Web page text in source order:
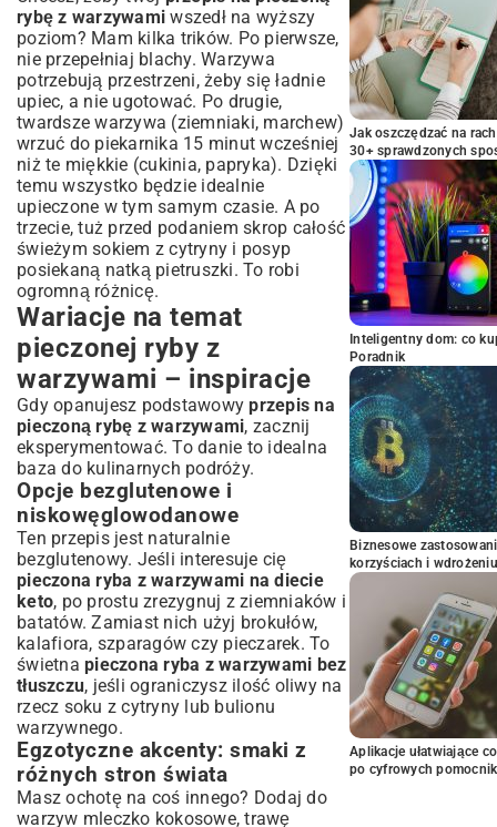
rybę z warzywami wszedł na wyższy
poziom? Mam kilka trików. Po pierwsze,
nie przepełniaj blachy. Warzywa
potrzebują przestrzeni, żeby się ładnie
upiec, a nie ugotować. Po drugie,
twardsze warzywa (ziemniaki, marchew)
wrzuć do piekarnika 15 minut wcześniej
niż te miękkie (cukinia, papryka). Dzięki
temu wszystko będzie idealnie
upieczone w tym samym czasie. A po
trzecie, tuż przed podaniem skrop całość
świeżym sokiem z cytryny i posyp
posiekaną natką pietruszki. To robi
ogromną różnicę.
Wariacje na temat
pieczonej ryby z
warzywami – inspiracje
Gdy opanujesz podstawowyprzepis na
pieczoną rybę z warzywami, zacznij
eksperymentować. To danie to idealna
baza do kulinarnych podróży.
Opcje bezglutenowe i
niskowęglowodanowe
Ten przepis jest naturalnie
bezglutenowy. Jeśli interesuje cię
pieczona ryba z warzywami na diecie
keto, po prostu zrezygnuj z ziemniaków i
batatów. Zamiast nich użyj brokułów,
kalafiora, szparagów czy pieczarek. To
świetna pieczona ryba z warzywami bez
tłuszczu, jeśli ograniczysz ilość oliwy na
rzecz soku z cytryny lub bulionu
warzywnego.
Egzotyczne akcenty: smaki z
różnych stron świata
Masz ochotę na coś innego? Dodaj do
warzyw mleczko kokosowe, trawę
Jak oszczędzać na
30+ sprawdzonych
Inteligentny dom: co
Poradnik
Biznesowe
korzyściach i wdrożeniu
Aplikacje ułatwiające
po cyfrowych